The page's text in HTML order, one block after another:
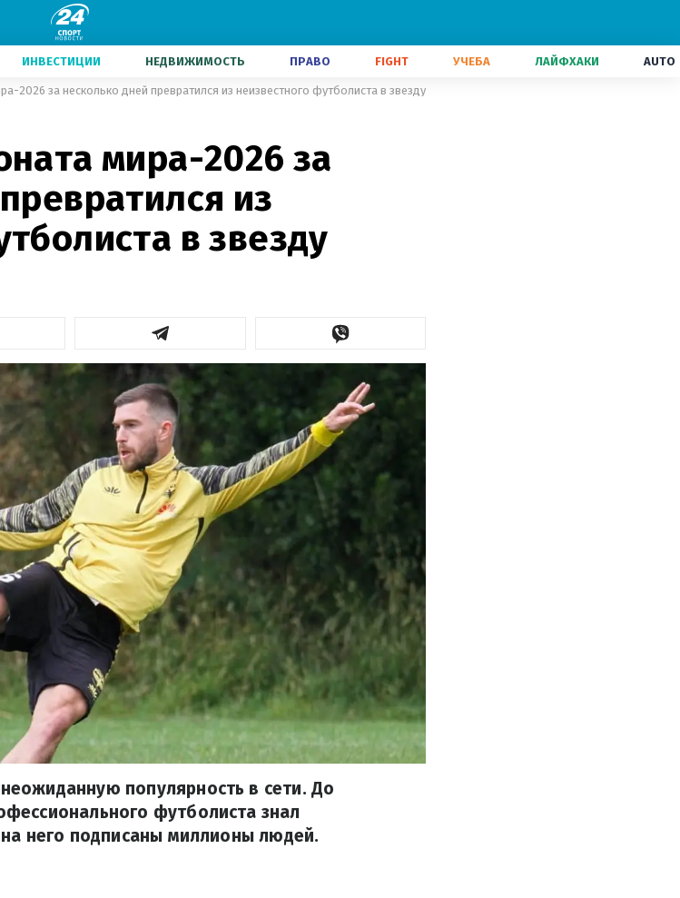
ИНВЕСТИЦИИ НЕДВИЖИМОСТЬ ПРАВО FIGHT УЧЕБА ЛАЙФХАКИ AUTO
2026 за несколько дней превратился из неизвестного футболиста в звезду
мира-2026 за
из
в звезду
популярность в сети. До
футболиста знал
него подписаны миллионы людей.